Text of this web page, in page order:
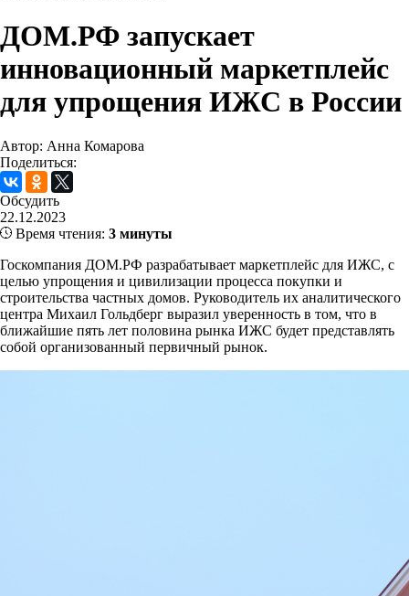
ДОМ.РФ запускает
инновационный маркетплейс
для упрощения ИЖС в России
Автор: Анна Комарова
Поделиться:
Обсудить
22.12.2023
Время чтения: 3 минуты
Госкомпания ДОМ.РФ разрабатывает маркетплейс для ИЖС, с
целью упрощения и цивилизации процесса покупки и
строительства частных домов. Руководитель их аналитического
центра Михаил Гольдберг выразил уверенность в том, что в
ближайшие пять лет половина рынка ИЖС будет представлять
собой организованный первичный рынок.